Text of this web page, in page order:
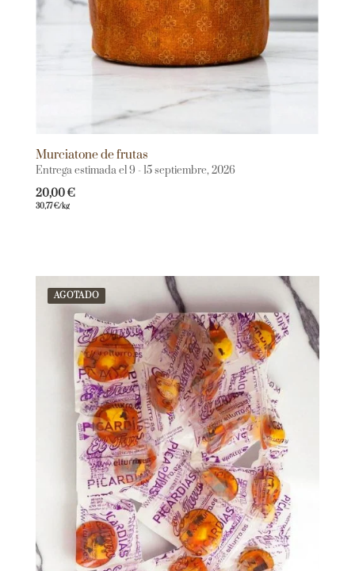
Murciatone de frutas
Entrega estimada el 9 - 15 septiembre, 2026
20,00€
30,77€/kg
AGOTADO